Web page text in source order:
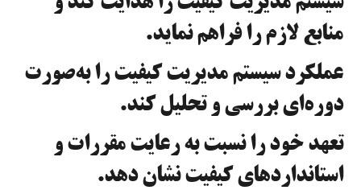
منابع لازم را فراهم نماید.
عملکرد سیستم مدیریت کیفیت را به‌صورت
دوره‌ای بررسی و تحلیل کند.
تعهد خود را نسبت به رعایت مقررات و
استانداردهای کیفیت نشان دهد.